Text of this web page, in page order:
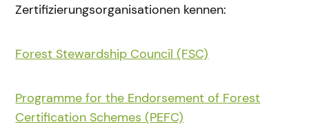
Zertifizierungsorganisationen kennen:
Forest Stewardship Council (FSC)
Programme for the Endorsement of Forest
Certification Schemes (PEFC)